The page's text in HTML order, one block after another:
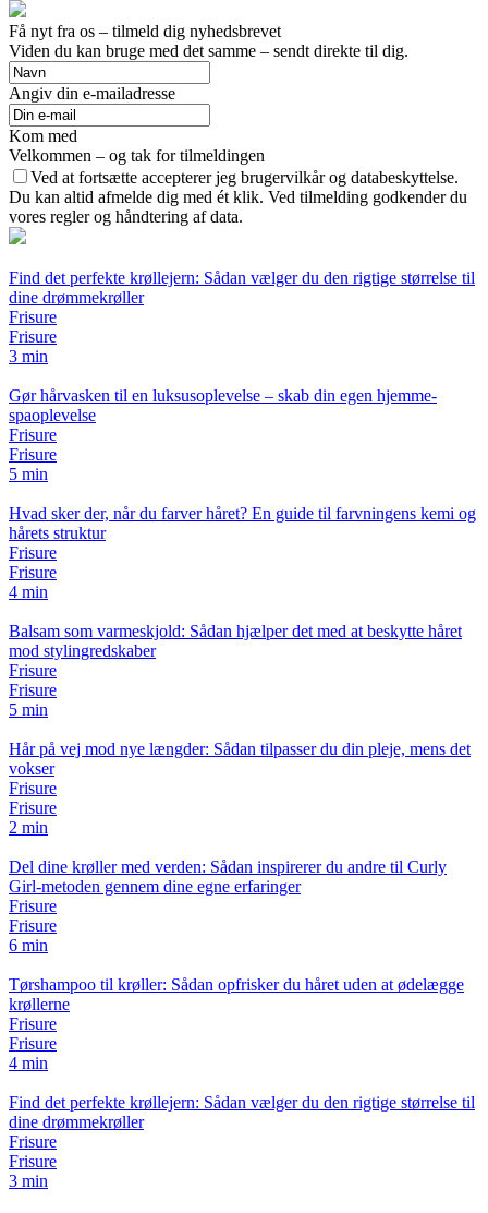
Få nyt fra os – tilmeld dig nyhedsbrevet
Viden du kan bruge med det samme – sendt direkte til dig.
Angiv din e-mailadresse
Kom med
Velkommen – og tak for tilmeldingen
Ved at fortsætte accepterer jeg brugervilkår og databeskyttelse.
Du kan altid afmelde dig med ét klik. Ved tilmelding godkender du
vores regler og håndtering af data.
Find det perfekte krøllejern: Sådan vælger du den rigtige størrelse til
dine drømmekrøller
Frisure
Frisure
3 min
Gør hårvasken til en luksusoplevelse – skab din egen hjemme-
spaoplevelse
Frisure
Frisure
5 min
Hvad sker der, når du farver håret? En guide til farvningens kemi og
hårets struktur
Frisure
Frisure
4 min
Balsam som varmeskjold: Sådan hjælper det med at beskytte håret
mod stylingredskaber
Frisure
Frisure
5 min
Hår på vej mod nye længder: Sådan tilpasser du din pleje, mens det
vokser
Frisure
Frisure
2 min
Del dine krøller med verden: Sådan inspirerer du andre til Curly
Girl-metoden gennem dine egne erfaringer
Frisure
Frisure
6 min
Tørshampoo til krøller: Sådan opfrisker du håret uden at ødelægge
krøllerne
Frisure
Frisure
4 min
Find det perfekte krøllejern: Sådan vælger du den rigtige størrelse til
dine drømmekrøller
Frisure
Frisure
3 min